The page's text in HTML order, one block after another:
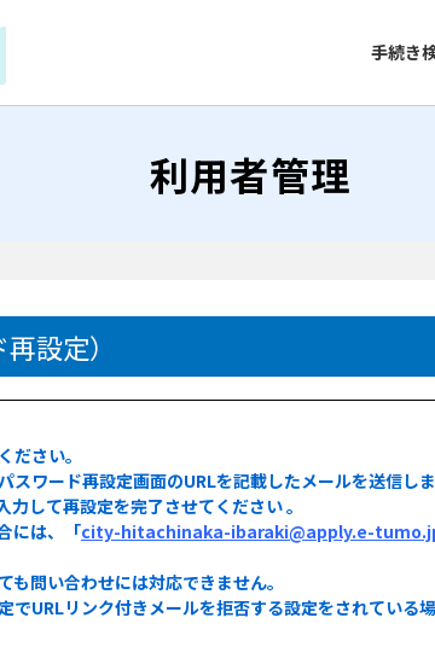
手続き
利用者管理
設定）
ださい。
ワード再設定画面のURLを記載したメールを送信しま
して再設定を完了させてください 。
には、「city-hitachinaka-ibaraki@apply.e-
問い合わせには対応できません。
でURLリンク付きメールを拒否する設定をされている